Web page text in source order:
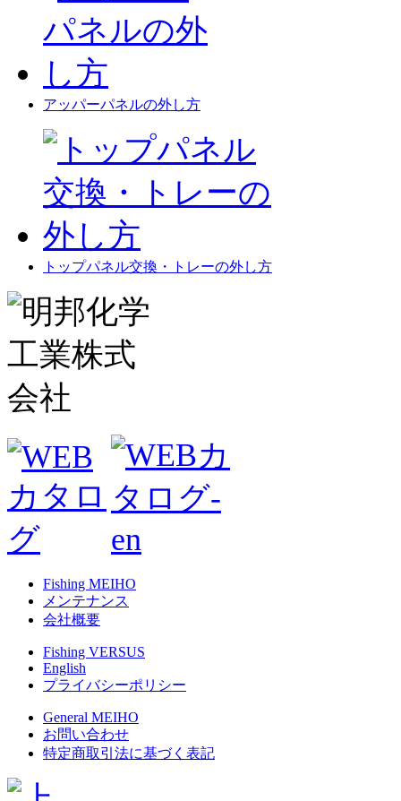
アッパーパネルの外し方
トップパネル交換・トレーの外し方
Fishing MEIHO
メンテナンス
会社概要
Fishing VERSUS
English
プライバシーポリシー
General MEIHO
お問い合わせ
特定商取引法に基づく表記